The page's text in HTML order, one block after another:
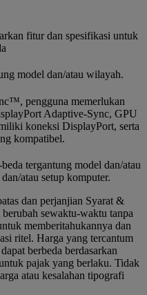
fitur dan spesifikasi untuk
model dan/atau wilayah.
pengguna memerlukan
Adaptive-Sync, GPU
koneksi DisplayPort, serta
kompatibel.
tergantung model dan/atau
atau setup komputer.
dan perjanjian Syarat &
sewaktu-waktu tanpa
memberitahukannya dan
ritel. Harga yang tercantum
berbeda berdasarkan
pajak yang berlaku. Tidak
atau kesalahan tipografi